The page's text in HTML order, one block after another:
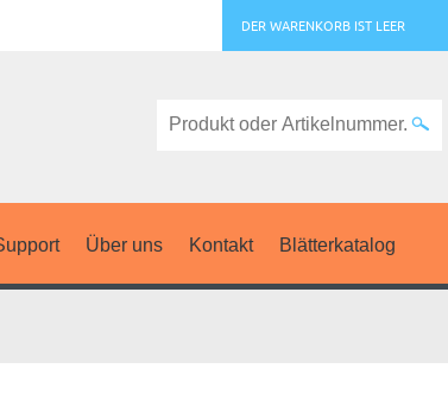
DER WARENKORB IST LEER
Über uns Kontakt Blätterkatalog